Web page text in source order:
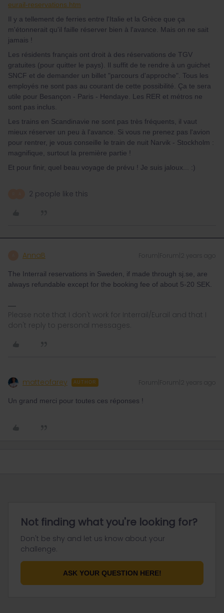
eurail-reservations.htm
Il y a tellement de ferries entre l'Italie et la Grèce que ça
m'étonnerait qu'il faille réserver bien à l'avance. Mais on ne sait
jamais !
Les résidents français ont droit à des réservations de TGV
gratuites (pour quitter le pays). Il suffit de te rendre à un guichet
SNCF et de demander un billet "parcours d'approche". Tous les
employés ne sont pas au courant de cette possibilité. Ça te sera
utile pour Besançon - Paris - Hendaye. Les RER et métros ne
sont pas inclus.
Les trains en Scandinavie ne sont pas très fréquents, il vaut
mieux réserver un peu à l'avance. Si vous ne prenez pas l'avion
pour rentrer, je vous conseille le train de nuit Narvik - Stockholm :
magnifique, surtout la première partie !
Et pour finir, quel beau voyage de prévu ! Je suis jaloux... :)
2 people like this
AnnaB Forum|Forum|2 years ago
The Interrail reservations in Sweden, if made through sj.se, are
always refundable except for the booking fee of about 5-20 SEK.
Please note that I don't work for Interrail/Eurail and that I
don't reply to personal messages.
matteofarey AUTHOR Forum|Forum|2 years ago
Un grand merci pour toutes ces réponses !
Not finding what you're looking for?
Don't be shy and let us know about your
challenge.
ASK YOUR QUESTION HERE!